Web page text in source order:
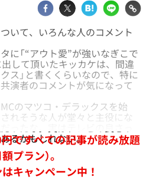
いて、いろんな人のコメント
に「“アウト愛”が強いなぎこで
出して頂いたキッカケは、間違
ス」と書くくらいなので、特に
演者のコメントが気になって
のマツコ・デラックスを始
れそうな人が堂々と主役にな
るかもしれない。
ですべての記事が読み放題
額プラン）。
キャンペーン中！